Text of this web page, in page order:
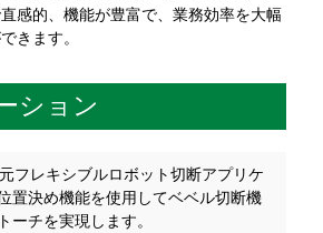
感的、機能が豊富で、業務効率を大幅
きます。
ション
フレキシブルロボット切断アプリケ
置決め機能を使用してベベル切断機
ーチを実現します。